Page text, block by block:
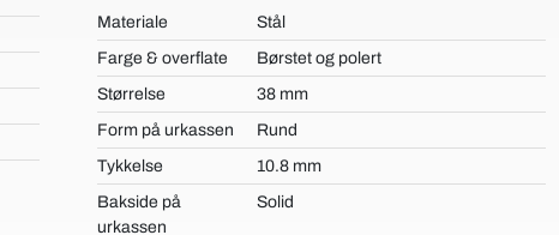
Materiale
Stål
Farge & overflate
Børstet og polert
Størrelse
38 mm
Form på urkassen
Rund
Tykkelse
10.8 mm
Bakside på
urkassen
Solid